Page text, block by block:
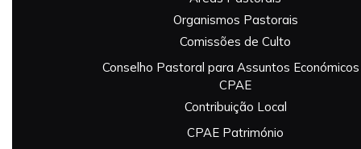
Organismos Pastorais
Comissões de Culto
Conselho Pastoral para Assuntos Económicos
CPAE
Contribuição Local
CPAE Património